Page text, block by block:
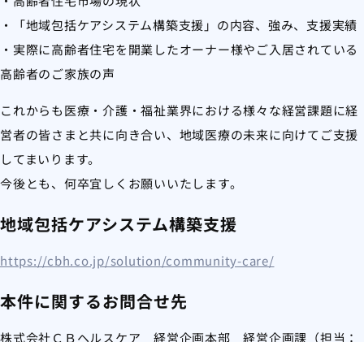
・「地域包括ケアシステム構築支援」の内容、強み、支援実績
・実際に高齢者住宅を開業したオーナー様やご入居されている
高齢者のご家族の声
これからも医療・介護・福祉業界における様々な経営課題に経
営者の皆さまと共に向き合い、地域医療の未来に向けてご支援
してまいります。
今後とも、何卒宜しくお願いいたします。
地域包括ケアシステム構築支援
https://cbh.co.jp/solution/community-care/
本件に関するお問合せ先
株式会社ＣＢヘルスケア 経営企画本部 経営企画課（担当：